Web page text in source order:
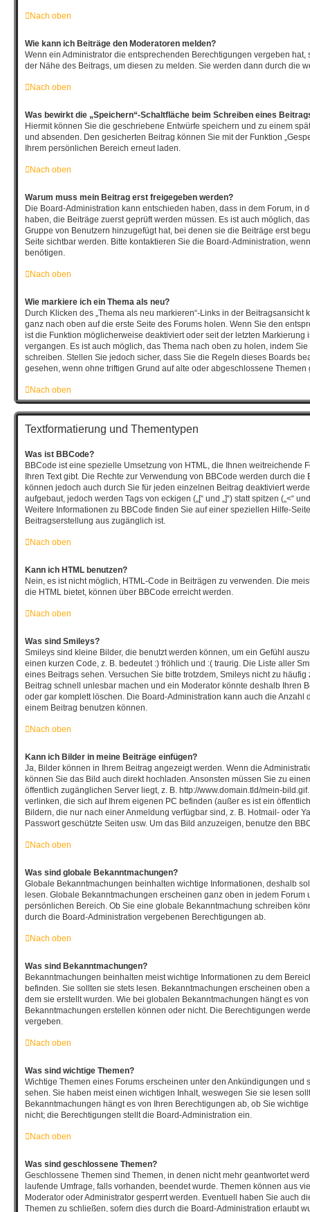
Nach oben
Wie kann ich Beiträge den Moderatoren melden?
Wenn ein Administrator die entsprechenden Berechtigungen vergeben
der Nähe des Beitrags, um diesen zu melden. Sie werden dann durch die
Nach oben
Was bewirkt die „Speichern“-Schaltfläche beim Schreiben eines
Hiermit können Sie die geschriebene Entwürfe speichern und zu einem
und absenden. Den gesicherten Beitrag können Sie mit der Funktion
Ihrem persönlichen Bereich erneut laden.
Nach oben
Warum muss mein Beitrag erst freigegeben werden?
Die Board-Administration kann entschieden haben, dass in dem Forum, in
haben, die Beiträge zuerst geprüft werden müssen. Es ist auch möglich,
Gruppe von Benutzern hinzugefügt hat, bei denen sie die Beiträge erst
Seite sichtbar werden. Bitte kontaktieren Sie die Board-Administration,
benötigen.
Nach oben
Wie markiere ich ein Thema als neu?
Durch Klicken des „Thema als neu markieren“-Links in der Beitragsansicht
ganz nach oben auf die erste Seite des Forums holen. Wenn Sie den
ist die Funktion möglicherweise deaktiviert oder seit der letzten Markierung
vergangen. Es ist auch möglich, das Thema nach oben zu holen, indem
schreiben. Stellen Sie jedoch sicher, dass Sie die Regeln dieses Boards
gesehen, wenn ohne triftigen Grund auf alte oder abgeschlossene Themen
Nach oben
Textformatierung und Thementypen
Was ist BBCode?
BBCode ist eine spezielle Umsetzung von HTML, die Ihnen weitreichende
Ihren Text gibt. Die Rechte zur Verwendung von BBCode werden durch
können jedoch auch durch Sie für jeden einzelnen Beitrag deaktiviert
aufgebaut, jedoch werden Tags von eckigen („[“ und „]“) statt spitzen („<“
Weitere Informationen zu BBCode finden Sie auf einer speziellen Hilfe-
Beitragserstellung aus zugänglich ist.
Nach oben
Kann ich HTML benutzen?
Nein, es ist nicht möglich, HTML-Code in Beiträgen zu verwenden. Die
die HTML bietet, können über BBCode erreicht werden.
Nach oben
Was sind Smileys?
Smileys sind kleine Bilder, die benutzt werden können, um ein Gefühl
einen kurzen Code, z. B. bedeutet :) fröhlich und :( traurig. Die Liste aller
eines Beitrags sehen. Versuchen Sie bitte trotzdem, Smileys nicht zu
Beitrag schnell unlesbar machen und ein Moderator könnte deshalb Ihren
oder gar komplett löschen. Die Board-Administration kann auch die Anzahl
einem Beitrag benutzen können.
Nach oben
Kann ich Bilder in meine Beiträge einfügen?
Ja, Bilder können in Ihrem Beitrag angezeigt werden. Wenn die
können Sie das Bild auch direkt hochladen. Ansonsten müssen Sie zu
öffentlich zugänglichen Server liegt, z. B. http://www.domain.tld/mein-
verlinken, die sich auf Ihrem eigenen PC befinden (außer es ist ein
Bildern, die nur nach einer Anmeldung verfügbar sind, z. B. Hotmail- oder
Passwort geschützte Seiten usw. Um das Bild anzuzeigen, benutze den
Nach oben
Was sind globale Bekanntmachungen?
Globale Bekanntmachungen beinhalten wichtige Informationen, deshalb
lesen. Globale Bekanntmachungen erscheinen ganz oben in jedem Forum
persönlichen Bereich. Ob Sie eine globale Bekanntmachung schreiben
durch die Board-Administration vergebenen Berechtigungen ab.
Nach oben
Was sind Bekanntmachungen?
Bekanntmachungen beinhalten meist wichtige Informationen zu dem
befinden. Sie sollten sie stets lesen. Bekanntmachungen erscheinen oben
dem sie erstellt wurden. Wie bei globalen Bekanntmachungen hängt es
Bekanntmachungen erstellen können oder nicht. Die Berechtigungen
vergeben.
Nach oben
Was sind wichtige Themen?
Wichtige Themen eines Forums erscheinen unter den Ankündigungen und
sehen. Sie haben meist einen wichtigen Inhalt, weswegen Sie sie lesen
Bekanntmachungen hängt es von Ihren Berechtigungen ab, ob Sie
nicht; die Berechtigungen stellt die Board-Administration ein.
Nach oben
Was sind geschlossene Themen?
Geschlossene Themen sind Themen, in denen nicht mehr geantwortet
laufende Umfrage, falls vorhanden, beendet wurde. Themen können aus
Moderator oder Administrator gesperrt werden. Eventuell haben Sie auch
Themen zu schließen, sofern dies durch die Board-Administration erlaubt